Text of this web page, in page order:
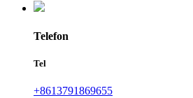
Telefon
Tel
+8613791869655